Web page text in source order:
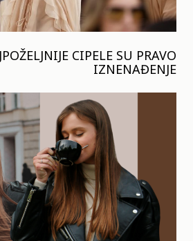
CIPELE SU PRAVO
IZNENAĐENJE